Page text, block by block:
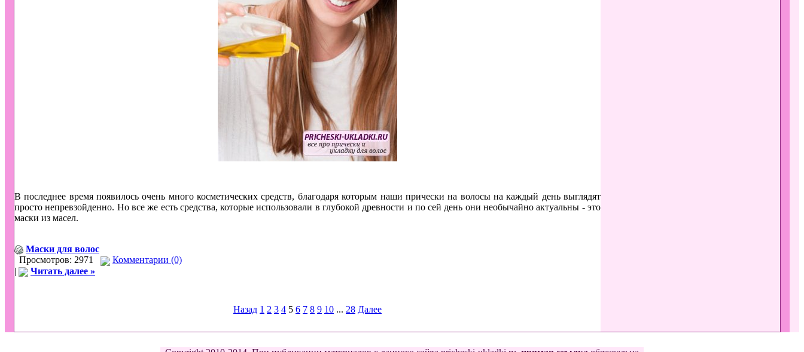
В последнее время появилось очень много косметических средств, благодаря которым наши прически на волосы на каждый день выглядят
просто непревзойденно. Но все же есть средства, которые использовали в глубокой древности и по сей день они необычайно актуальны - это
маски из масел.
Маски для волос
Просмотров: 2971
Комментарии (0)
|
Читать далее »
Назад 1 2 3 4 5 6 7 8 9 10 ... 28 Далее